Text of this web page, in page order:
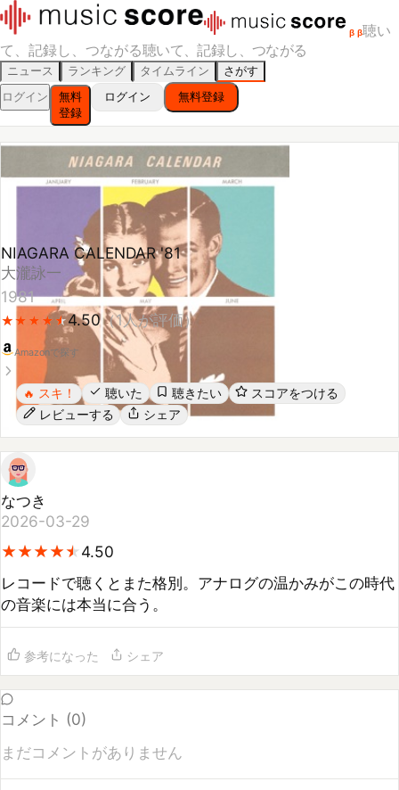
β β聴い
て、記録し、つながる聴いて、記録し、つながる
ニュース ランキング タイムライン
さがす
ログイン
無料
登録
ログイン 無料登録
NIAGARA CALENDAR '81
大瀧詠一
1981
★
★★
★★
★★
★★
★4.50（1人が評価）
Amazonで探す
聴いた 聴きたい
レビューする
シェア
なつき
2026-03-29
★
★ ★
★ ★
★
の音楽には本当に合う。
参考になった シェア
コメント (0
まだコメントがありません